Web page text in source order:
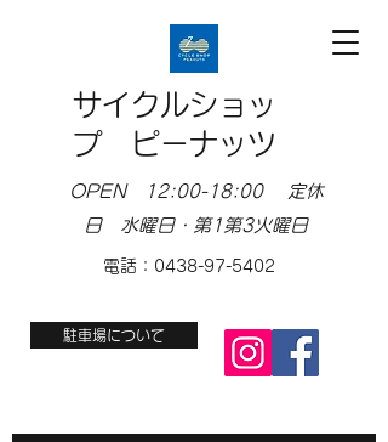
サイクルショッ
プ ピーナッツ
OPEN 12:00-18:00 定休
日 水曜日・第1第3火曜日
電話：0438-97-5402
駐車場について